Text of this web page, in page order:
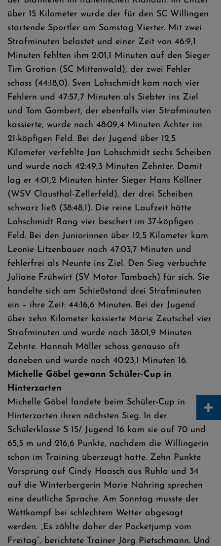
über 15 Kilometer wurde der für den SC Willingen
startende Sportler am Samstag Vierter. Mit zwei
Strafminuten belastet und einer Zeit von 46:9,1
Minuten fehlten ihm 2:01,1 Minuten auf den Sieger
Tim Grotian (SC Mittenwald), der zwei Fehler
schoss (44:18,0). Sven Lohschmidt kam nach vier
Fehlern und 47:57,7 Minuten als Siebter ins Ziel
und Tom Gombert, der ebenfalls vier Strafminuten
kassierte, wurde nach 48:09,4 Minuten Achter im
21-köpfigen Feld. Bei der Jugend über 12,5
Kilometer verfehlte Jan Lohschmidt sechs Scheiben
und wurde nach 42:49,3 Minuten Zehnter. Damit
lag er 4:01,2 Minuten hinter Sieger Hans Köllner
(WSV Clausthal-Zellerfeld), der drei Scheiben
schwarz ließ (38:48,1). Die reine Laufzeit hätte
Lohschmidt Rang vier beschert im 37-köpfigen
Feld. Bei den Juniorinnen über 12,5 Kilometer kam
Leonie Litzenbauer nach 47:03,7 Minuten und
fehlerfrei als Neunte ins Ziel. Den Sieg verbuchte
Juliane Frühwirt (SV Motor Tambach) für sich. Sie
handelte sich am Schießstand drei Strafminuten
ein – ihre Zeit: 44:16,6 Minuten. Bei der Jugend
über zehn Kilometer kassierte Marie Zeutschel vier
Strafminuten und wurde nach 38:01,9 Minuten
Zehnte. Hannah Möller schoss genauso oft
daneben und wurde nach 40:23,1 Minuten 16.
Michelle Göbel gewann Schüler-Cup in
Hinterzarten
Michelle Göbel landete beim Schüler-Cup in
Hinterzarten ihren nächsten Sieg. In der
Schülerklasse S 15/ Jugend 16 kam sie auf 70 und
65,5 m und 216,6 Punkte, nachdem die Willingerin
schon im Training überzeugt hatte. Zehn Punkte
Vorsprung auf Cindy Haasch aus Ruhla und 34
auf die Winterbergerin Marie Nähring sprechen
eine deutliche Sprache. Am Sonntag musste der
Wettkampf bei schlechtem Wetter abgesagt
werden. „Es zählte daher der Pocketjump vom
Freitag“, berichtete Trainer Jörg Pietschmann. Und
+